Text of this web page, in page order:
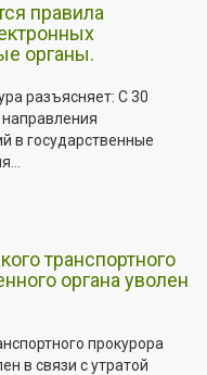
правила
органы.
разъясняет: С 30
в государственные
транспортного
органа уволен
прокурора
в связи с утратой